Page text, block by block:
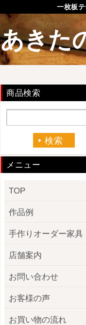
一枚板
あきた
商品検索
メニュー
TOP
作品例
手作りオーダー家具
店舗案内
お問い合わせ
お客様の声
お買い物の流れ